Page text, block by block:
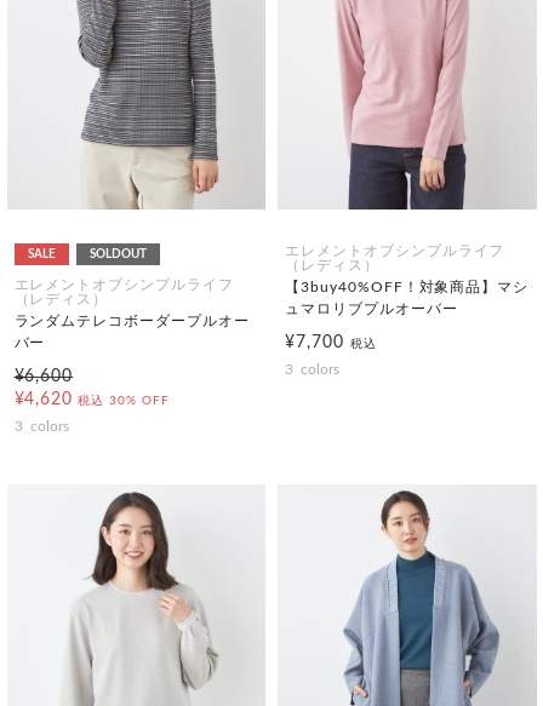
SALE SOLDOUT
エレメントオブシンプルライフ
（レディス）
ランダムテレコボーダープルオー
バー
¥6,600
¥4,620 税込 30% OFF
3 colors
エレメントオブシンプルライフ
（レディス）
【3buy40%OFF！対象商品】マシ
ュマロリブプルオーバー
¥7,700 税込
3 colors